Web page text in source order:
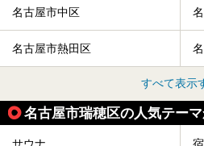
名古屋市中区
名古屋市熱田区
すべて表示
名古屋市瑞穂区の人気テー